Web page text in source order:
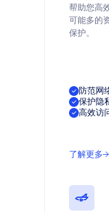
帮助您高
可能多的
保护。
防范网
保护隐
高效访
了解更多